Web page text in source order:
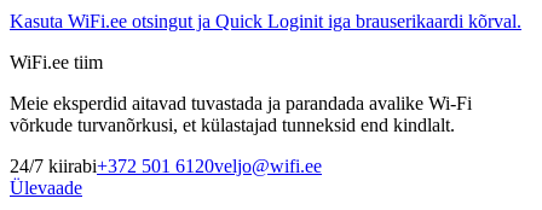
Kasuta WiFi.ee otsingut ja Quick Loginit iga brauserikaardi kõrval.
WiFi.ee tiim
Meie eksperdid aitavad tuvastada ja parandada avalike Wi-Fi
võrkude turvanõrkusi, et külastajad tunneksid end kindlalt.
24/7 kiirabi+372 501 6120veljo@wifi.ee
Ülevaade